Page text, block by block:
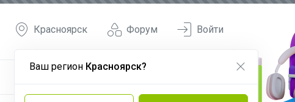
Форум
Красноярск
Ваш регион Красноярск?
Войти